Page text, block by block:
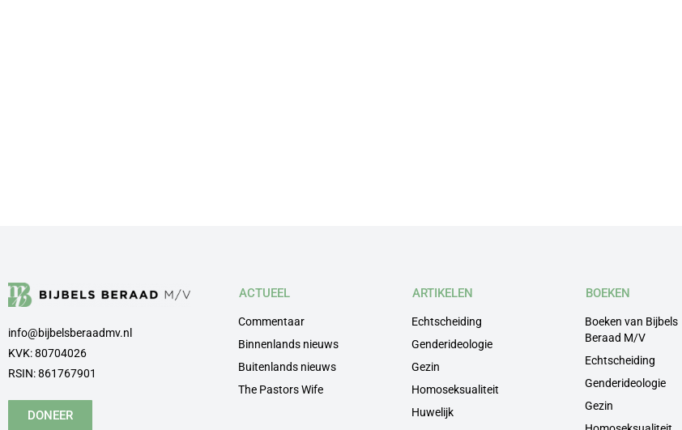
info@bijbelsberaadmv.nl
KVK: 80704026
RSIN: 861767901
DONEER
ACTUEEL
Commentaar
Binnenlands nieuws
Buitenlands nieuws
The Pastors Wife
ARTIKELEN
Echtscheiding
Genderideologie
Gezin
Homoseksualiteit
Huwelijk
BOEKEN
Boeken van Bijbels
Beraad M/V
Echtscheiding
Genderideologie
Gezin